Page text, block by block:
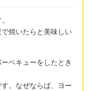
焼いたらと美味しい
ベキューをしたとき
。なぜならば、ヨー